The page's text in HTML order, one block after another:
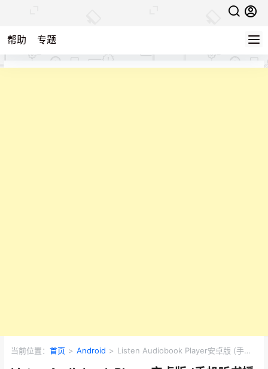
帮助 专题
当前位置： 首页 > Android > Listen Audiobook Player安卓版 (手机